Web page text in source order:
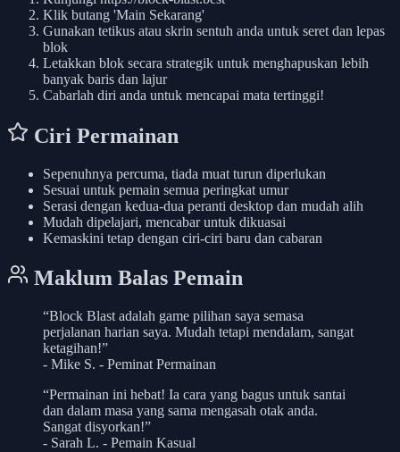
Klik butang 'Main Sekarang'
Gunakan tetikus atau skrin sentuh anda untuk seret dan lepas
blok
Letakkan blok secara strategik untuk menghapuskan lebih
banyak baris dan lajur
Cabarlah diri anda untuk mencapai mata tertinggi!
Ciri Permainan
Sepenuhnya percuma, tiada muat turun diperlukan
Sesuai untuk pemain semua peringkat umur
Serasi dengan kedua-dua peranti desktop dan mudah alih
Mudah dipelajari, mencabar untuk dikuasai
Kemaskini tetap dengan ciri-ciri baru dan cabaran
Maklum Balas Pemain
“Block Blast adalah game pilihan saya semasa
perjalanan harian saya. Mudah tetapi mendalam, sangat
ketagihan!”
- Mike S. - Peminat Permainan
“Permainan ini hebat! Ia cara yang bagus untuk santai
dan dalam masa yang sama mengasah otak anda.
Sangat disyorkan!”
- Sarah L. - Pemain Kasual